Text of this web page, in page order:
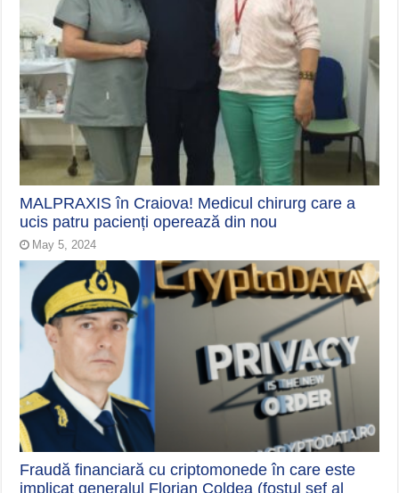
MALPRAXIS în Craiova! Medicul chirurg care a
ucis patru pacienți operează din nou
May 5, 2024
Fraudă financiară cu criptomonede în care este
implicat generalul Florian Coldea (fostul șef al